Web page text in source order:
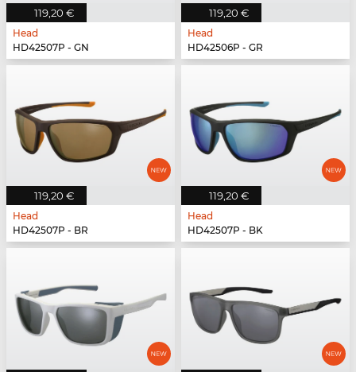
119,20 €
Head
HD42507P - GN
119,20 €
Head
HD42506P - GR
119,20 €
Head
HD42507P - BR
119,20 €
Head
HD42507P - BK